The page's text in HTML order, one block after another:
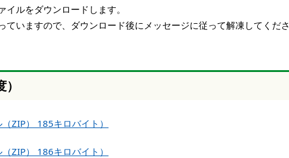
ルをダウンロードします。
ていますので、ダウンロード後にメッセージに従って解凍してくださ
ZIP） 185キロバイト）
ZIP） 186キロバイト）